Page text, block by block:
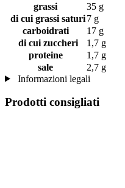
grassi
35 g
di cui grassi saturi7 g
carboidrati
17 g
di cui zuccheri
1,7 g
proteine
1,7 g
sale
2,7 g
Informazioni legali
Prodotti consigliati